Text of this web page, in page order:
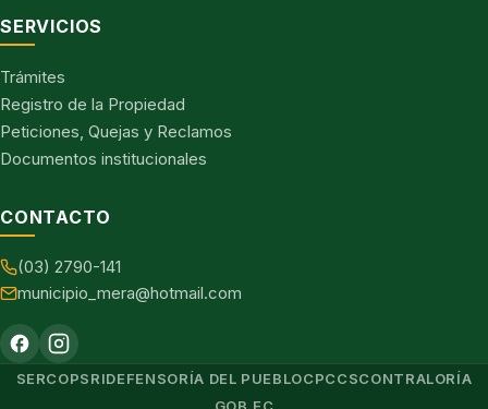
SERVICIOS
Trámites
Registro de la Propiedad
Peticiones, Quejas y Reclamos
Documentos institucionales
CONTACTO
(03) 2790-141
municipio_mera@hotmail.com
SERCOPSRIDEFENSORÍA DEL PUEBLOCPCCSCONTRALORÍA